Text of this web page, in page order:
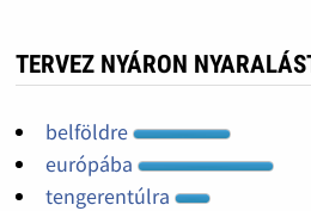
TERVEZ NYÁRON
belföldre
európába
tengerentúlra